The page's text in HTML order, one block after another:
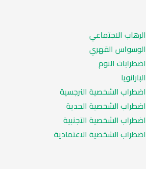
الرهاب الاجتماعي
الوسواس القهري
اضطرابات النوم
البارانويا
اضطراب الشخصية النرجسية
اضطراب الشخصية الحدية
اضطراب الشخصية التجنبية
اضطراب الشخصية الاعتمادية